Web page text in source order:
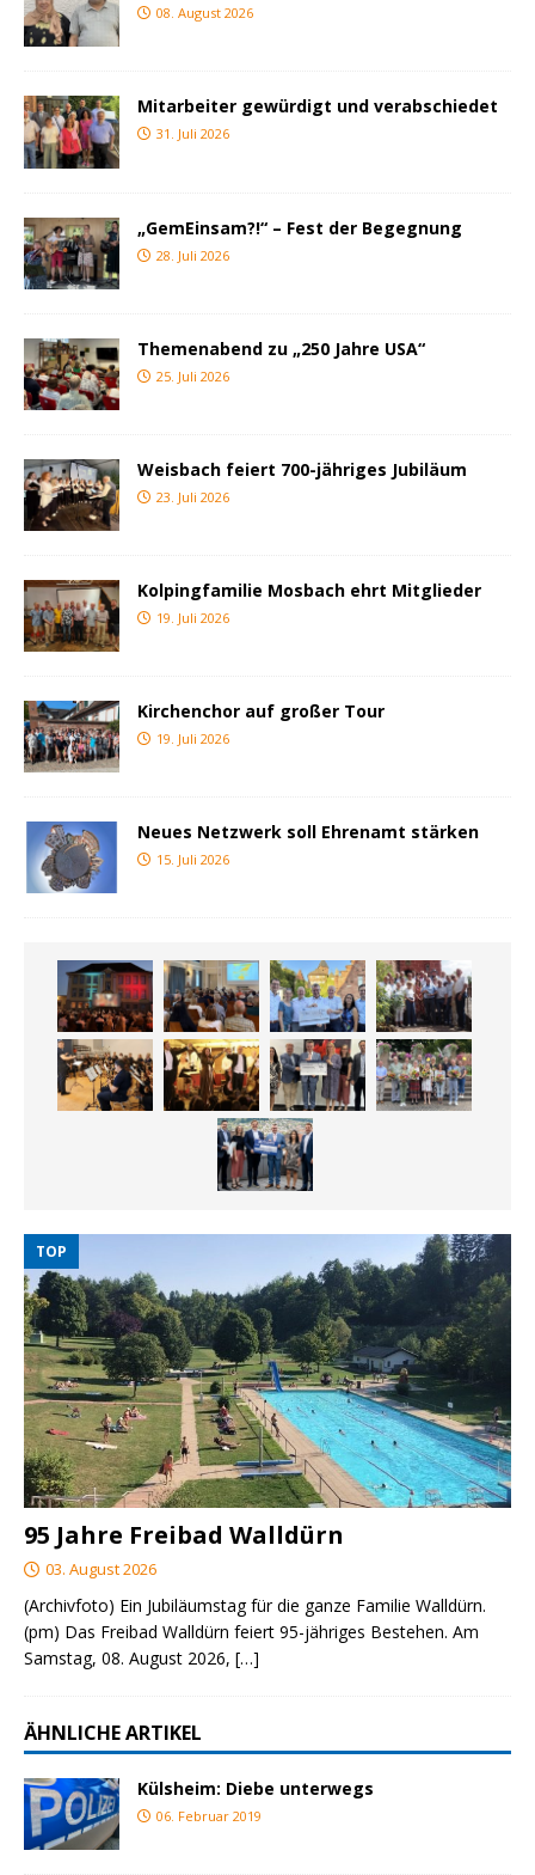
08. August 2026
Mitarbeiter gewürdigt und verabschiedet
31. Juli 2026
„GemEinsam?!“ – Fest der Begegnung
28. Juli 2026
Themenabend zu „250 Jahre USA“
25. Juli 2026
Weisbach feiert 700-jähriges Jubiläum
23. Juli 2026
Kolpingfamilie Mosbach ehrt Mitglieder
19. Juli 2026
Kirchenchor auf großer Tour
19. Juli 2026
Neues Netzwerk soll Ehrenamt stärken
15. Juli 2026
TOP
95 Jahre Freibad Walldürn
03. August 2026
(Archivfoto) Ein Jubiläumstag für die ganze Familie Walldürn.
(pm) Das Freibad Walldürn feiert 95-jähriges Bestehen. Am
Samstag, 08. August 2026, […]
ÄHNLICHE ARTIKEL
Külsheim: Diebe unterwegs
06. Februar 2019